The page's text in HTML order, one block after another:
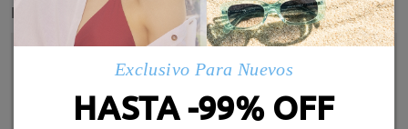
Detail
Exclusivo Para Nuevos
HASTA -99% OFF